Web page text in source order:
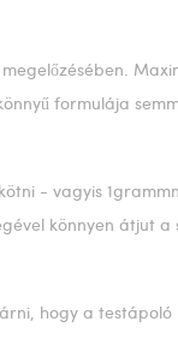
formulája
- vagyis
könnyen átjut
hogy a